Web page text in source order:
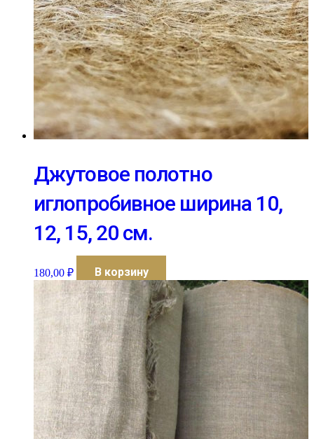
Джутовое полотно
иглопробивное ширина 10,
12, 15, 20 см.
180,00 ₽ В корзину